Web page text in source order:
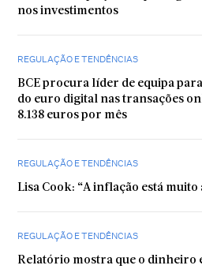
nos investimentos
REGULAÇÃO E TENDÊNCIAS
BCE procura líder de equipa
do euro digital nas transações
8.138 euros por mês
REGULAÇÃO E TENDÊNCIAS
Lisa Cook: “A inflação está muito
REGULAÇÃO E TENDÊNCIAS
Relatório mostra que o dinheiro